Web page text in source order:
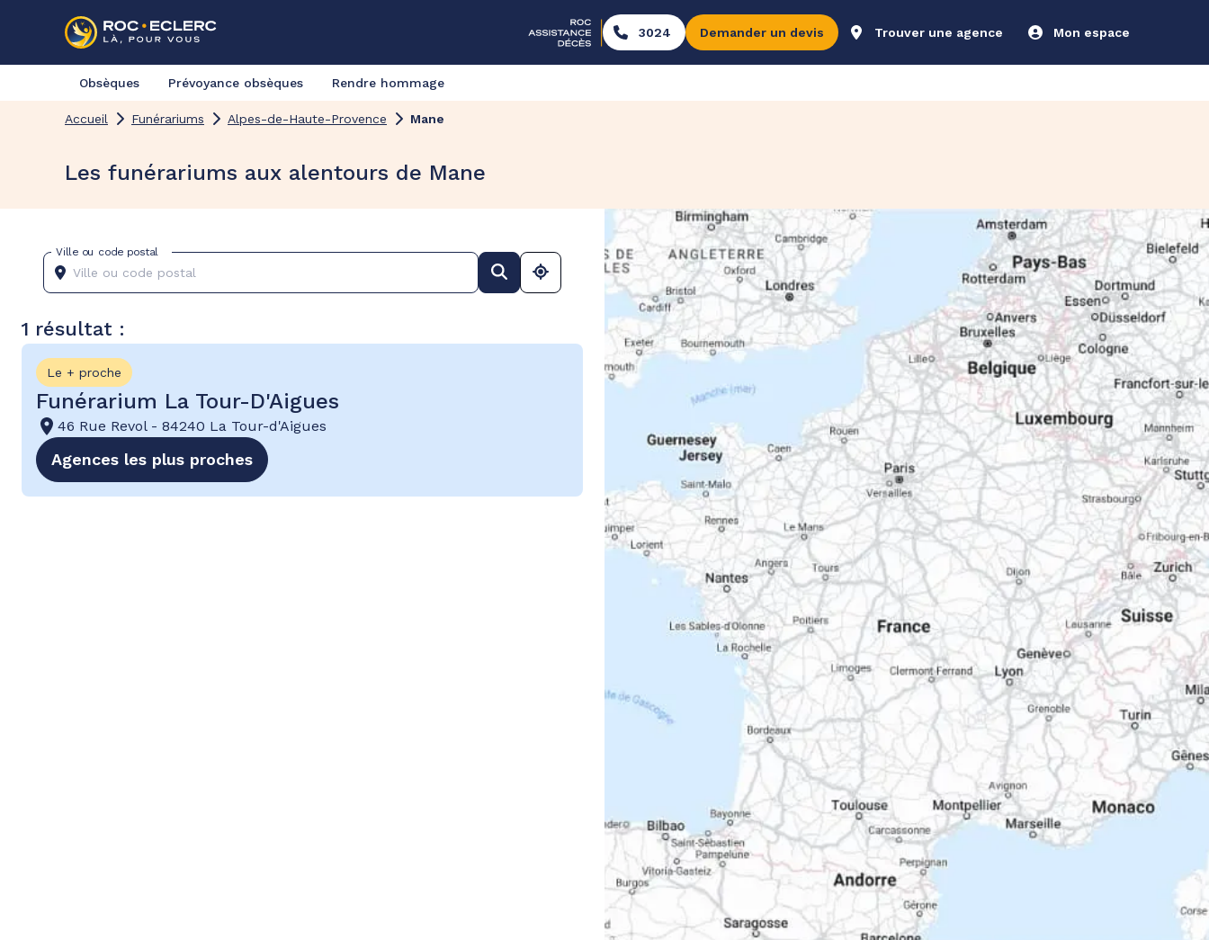
3024 Demander un devis Trouver une agence Mon espace
Obsèques Prévoyance obsèques Rendre hommage
Accueil Funérariums Alpes-de-Haute-Provence Mane
Les funérariums aux alentours de Mane
Ville ou code postal
1 résultat :
Le + proche
Funérarium La Tour-D'Aigues
46 Rue Revol- 84240 La Tour-d'Aigues
Agences les plus proches